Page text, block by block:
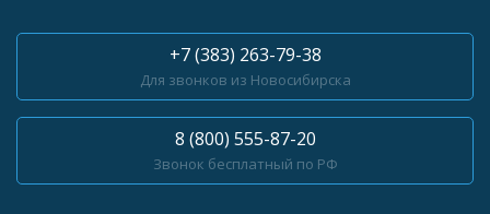
+7 (383) 263-79-38
Для звонков из Новосибирска
8 (800) 555-87-20
Звонок бесплатный по РФ